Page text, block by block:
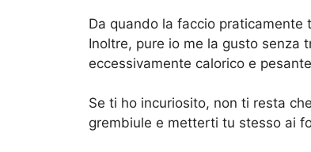
Da quando la faccio
Inoltre, pure io me la gusto senza
eccessivamente calorico e
Se ti ho incuriosito, non ti resta
grembiule e metterti tu stesso ai